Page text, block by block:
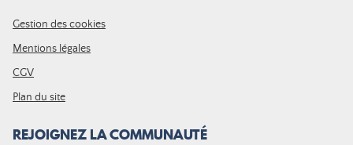
Gestion des cookies
Mentions légales
CGV
Plan du site
REJOIGNEZ LA COMMUNAUTÉ